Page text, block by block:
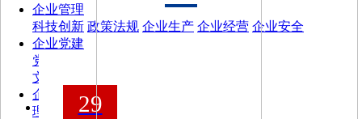
企业管理
科技创新 政策法规 企业生产 企业经营 企业安全
企业党建
党的二十大及历次全会精神
文明创建
企业文化
理念识别 视觉识别
29